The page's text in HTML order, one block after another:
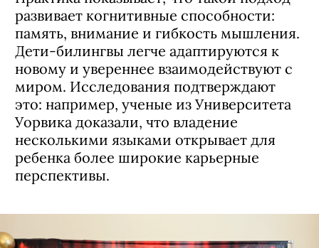
развивает когнитивные способности:
память, внимание и гибкость мышления.
Дети-билингвы легче адаптируются к
новому и увереннее взаимодействуют с
миром. Исследования подтверждают
это: например, ученые из Университета
Уорвика доказали, что владение
несколькими языками открывает для
ребенка более широкие карьерные
перспективы.